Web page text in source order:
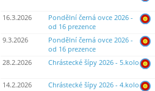
16.3.2026
Pondělní černá ovce 2026 -
od 16 prezence
9.3.2026
Pondělní černá ovce 2026 -
od 16 prezence
28.2.2026 Chrástecké šípy 2026 - 5.kolo
14.2.2026 Chrástecké šípy 2026 - 4.kolo